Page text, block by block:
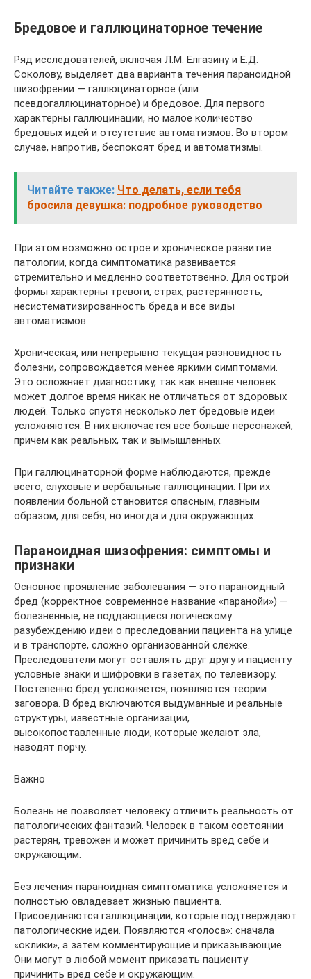
Бредовое и галлюцинаторное течение
Ряд исследователей, включая Л.М. Елгазину и Е.Д.
Соколову, выделяет два варианта течения параноидной
шизофрении — галлюцинаторное (или
псевдогаллюцинаторное) и бредовое. Для первого
характерны галлюцинации, но малое количество
бредовых идей и отсутствие автоматизмов. Во втором
случае, напротив, беспокоят бред и автоматизмы.
Читайте также: Что делать, если тебя
бросила девушка: подробное руководство
При этом возможно острое и хроническое развитие
патологии, когда симптоматика развивается
стремительно и медленно соответственно. Для острой
формы характерны тревоги, страх, растерянность,
несистематизированность бреда и все виды
автоматизмов.
Хроническая, или непрерывно текущая разновидность
болезни, сопровождается менее яркими симптомами.
Это осложняет диагностику, так как внешне человек
может долгое время никак не отличаться от здоровых
людей. Только спустя несколько лет бредовые идеи
усложняются. В них включается все больше персонажей,
причем как реальных, так и вымышленных.
При галлюцинаторной форме наблюдаются, прежде
всего, слуховые и вербальные галлюцинации. При их
появлении больной становится опасным, главным
образом, для себя, но иногда и для окружающих.
Параноидная шизофрения: симптомы и
признаки
Основное проявление заболевания — это параноидный
бред (корректное современное название «паранойи») —
болезненные, не поддающиеся логическому
разубеждению идеи о преследовании пациента на улице
и в транспорте, сложно организованной слежке.
Преследователи могут оставлять друг другу и пациенту
условные знаки и шифровки в газетах, по телевизору.
Постепенно бред усложняется, появляются теории
заговора. В бред включаются выдуманные и реальные
структуры, известные организации,
высокопоставленные люди, которые желают зла,
наводят порчу.
Важно
Болезнь не позволяет человеку отличить реальность от
патологических фантазий. Человек в таком состоянии
растерян, тревожен и может причинить вред себе и
окружающим.
Без лечения параноидная симптоматика усложняется и
полностью овладевает жизнью пациента.
Присоединяются галлюцинации, которые подтверждают
патологические идеи. Появляются «голоса»: сначала
«оклики», а затем комментирующие и приказывающие.
Они могут в любой момент приказать пациенту
причинить вред себе и окружающим.